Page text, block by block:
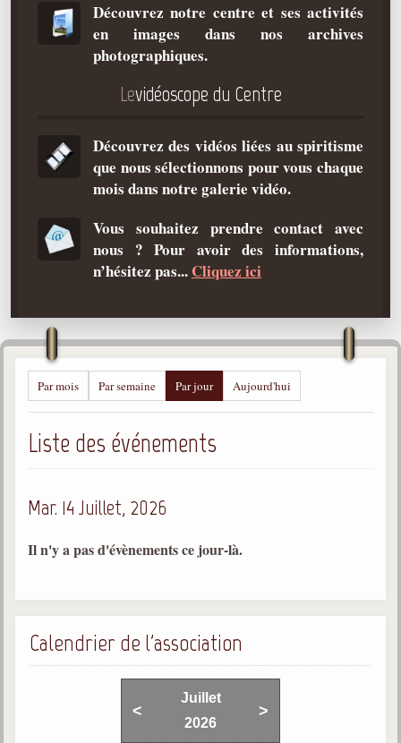
La doctrine Spirite
Qu'est-ce que c'est ?
Les bases du spiritisme
La doctrine d'Allan Kardec
But des manifestations spirites
Médiums
Allan Kardec
1804-1869
Léon Denis
1846-1927
Gabriel Delanne
1910-2002
Divaldo Franco
1927-2025
Ouvrages
Découvrez notre centre et ses activités
en images dans nos archives
photographiques.
Levidéoscope du Centre
Découvrez des vidéos liées au spiritisme
que nous sélectionnons pour vous chaque
mois dans notre galerie vidéo.
Vous souhaitez prendre contact avec
nous ? Pour avoir des informations,
n’hésitez pas... Cliquez ici
Par mois Par semaine Par jour Aujourd'hui
Liste des événements
Mar. 14 Juillet, 2026
Il n'y a pas d'évènements ce jour-là.
Calendrier de l'association
<
Juillet
2026
>